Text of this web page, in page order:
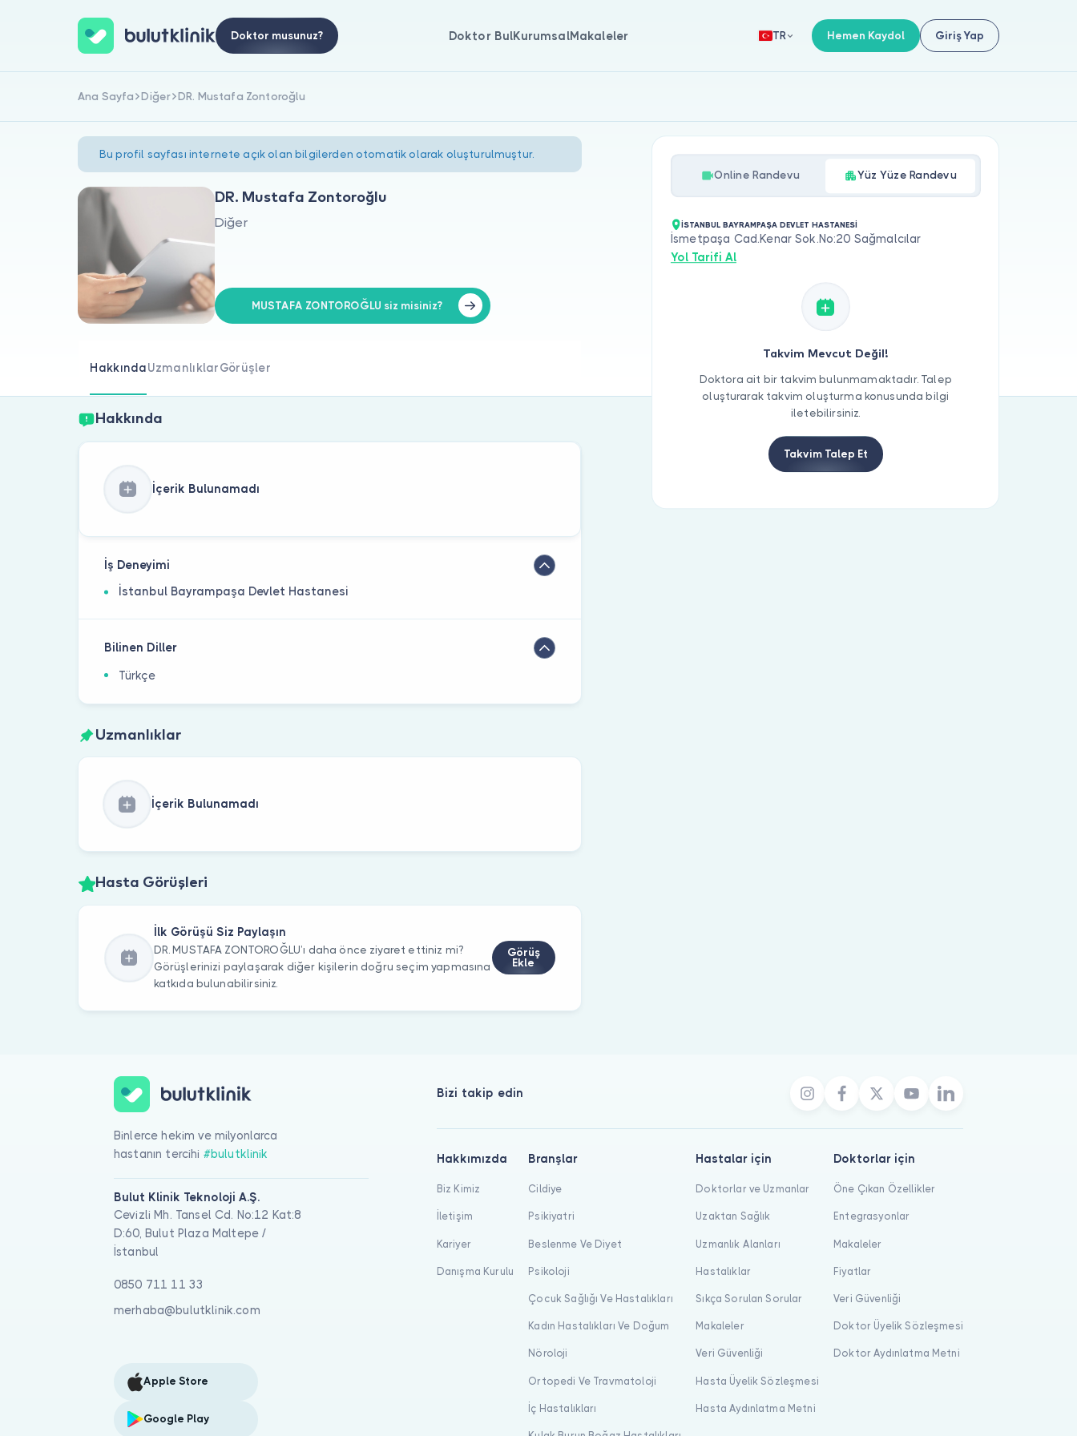
Doktor musunuz? Doktor BulKurumsalMakaleler TR Hemen Kaydol Giriş Yap
Ana Sayfa Diğer DR. Mustafa Zontoroğlu
Bu profil sayfası internete açık olan bilgilerden otomatik olarak oluşturulmuştur.
DR. Mustafa Zontoroğlu
Diğer
MUSTAFA ZONTOROĞLU siz misiniz?
HakkındaUzmanlıklarGörüşler
Hakkında
İçerik Bulunamadı
İş Deneyimi
İstanbul Bayrampaşa Devlet Hastanesi
Bilinen Diller
Türkçe
Uzmanlıklar
İçerik Bulunamadı
Hasta Görüşleri
İlk Görüşü Siz Paylaşın
DR. MUSTAFA ZONTOROĞLU’ı daha önce ziyaret ettiniz mi?
Görüşlerinizi paylaşarak diğer kişilerin doğru seçim yapmasına
katkıda bulunabilirsiniz.
Görüş
Ekle
Online Randevu Yüz Yüze Randevu
İSTANBUL BAYRAMPAŞA DEVLET HASTANESİ
İsmetpaşa Cad.Kenar Sok.No:20 Sağmalcılar
Yol Tarifi Al
Takvim Mevcut Değil!
Doktora ait bir takvim bulunmamaktadır. Talep
oluşturarak takvim oluşturma konusunda bilgi
iletebilirsiniz.
Takvim Talep Et
Binlerce hekim ve milyonlarca
hastanın tercihi #bulutklinik
Bulut Klinik Teknoloji A.Ş.
Cevizli Mh. Tansel Cd. No:12 Kat:8
D:60, Bulut Plaza Maltepe /
İstanbul
0850 711 11 33
merhaba@bulutklinik.com
Apple Store
Google Play
Bizi takip edin
Hakkımızda
Biz Kimiz
İletişim
Kariyer
Danışma Kurulu
Branşlar
Cildiye
Psikiyatri
Beslenme Ve Diyet
Psikoloji
Çocuk Sağlığı Ve Hastalıkları
Kadın Hastalıkları Ve Doğum
Nöroloji
Ortopedi Ve Travmatoloji
İç Hastalıkları
Hastalar için
Doktorlar ve Uzmanlar
Uzaktan Sağlık
Uzmanlık Alanları
Hastalıklar
Sıkça Sorulan Sorular
Makaleler
Veri Güvenliği
Hasta Üyelik Sözleşmesi
Hasta Aydınlatma Metni
Doktorlar için
Öne Çıkan Özellikler
Entegrasyonlar
Makaleler
Fiyatlar
Veri Güvenliği
Doktor Üyelik Sözleşmesi
Doktor Aydınlatma Metni